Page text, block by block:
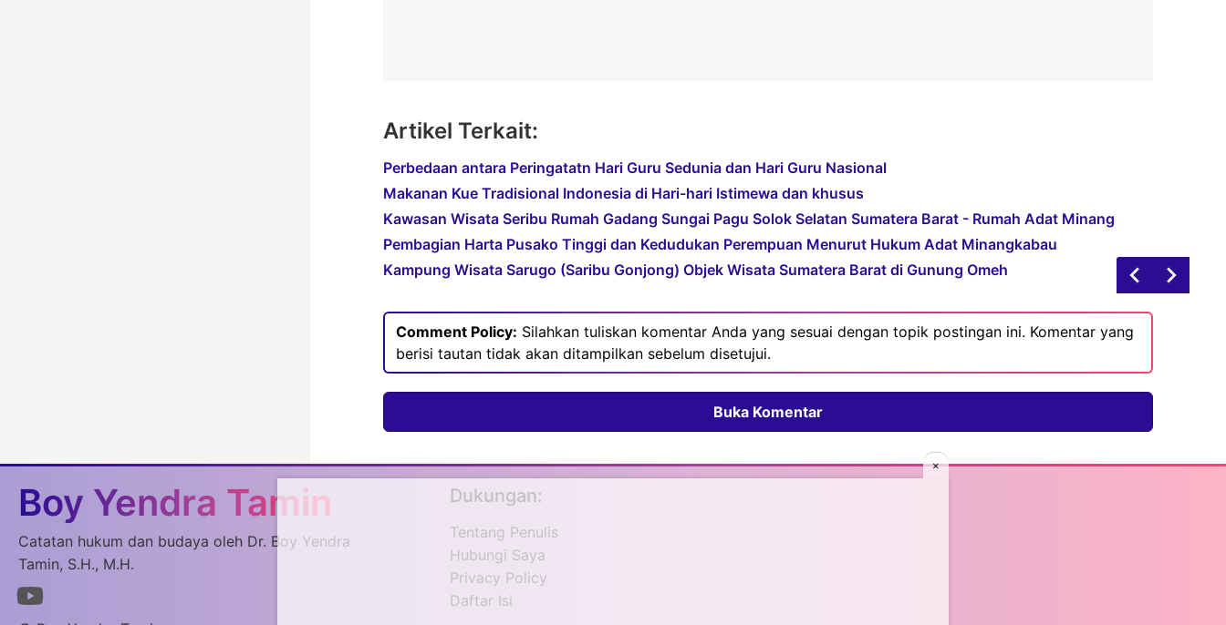
Artikel Terkait:
Perbedaan antara Peringatatn Hari Guru Sedunia dan Hari Guru Nasional
Makanan Kue Tradisional Indonesia di Hari-hari Istimewa dan khusus
Kawasan Wisata Seribu Rumah Gadang Sungai Pagu Solok Selatan Sumatera Barat - Rumah Adat Minang
Pembagian Harta Pusako Tinggi dan Kedudukan Perempuan Menurut Hukum Adat Minangkabau
Kampung Wisata Sarugo (Saribu Gonjong) Objek Wisata Sumatera Barat di Gunung Omeh
Comment Policy: Silahkan tuliskan komentar Anda yang sesuai dengan topik postingan ini. Komentar yang
berisi tautan tidak akan ditampilkan sebelum disetujui.
Buka Komentar
Boy Yendra Tamin
Catatan hukum dan budaya oleh Dr. Boy Yendra
Tamin, S.H., M.H.
Dukungan:
Tentang Penulis
Hubungi Saya
Privacy Policy
Daftar Isi
×